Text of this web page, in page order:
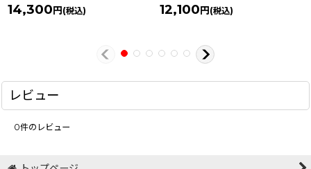
14,300円(税込) 12,100円(税込)
レビュー
0件のレビュー